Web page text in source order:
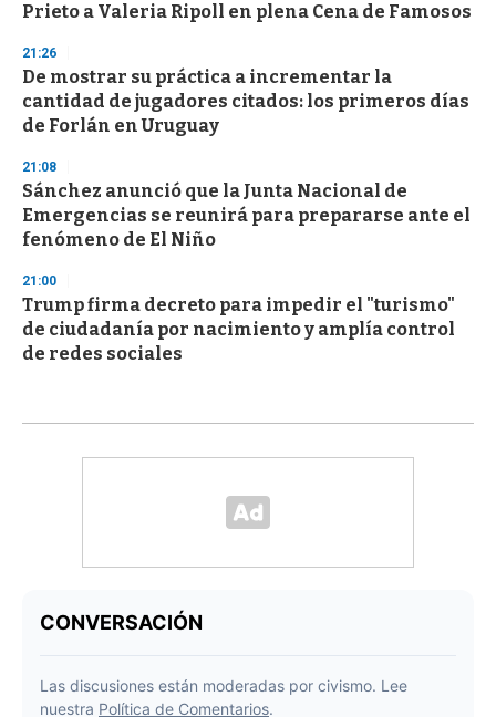
Prieto a Valeria Ripoll en plena Cena de Famosos
21:26
De mostrar su práctica a incrementar la
cantidad de jugadores citados: los primeros días
de Forlán en Uruguay
21:08
Sánchez anunció que la Junta Nacional de
Emergencias se reunirá para prepararse ante el
fenómeno de El Niño
21:00
Trump firma decreto para impedir el "turismo"
de ciudadanía por nacimiento y amplía control
de redes sociales